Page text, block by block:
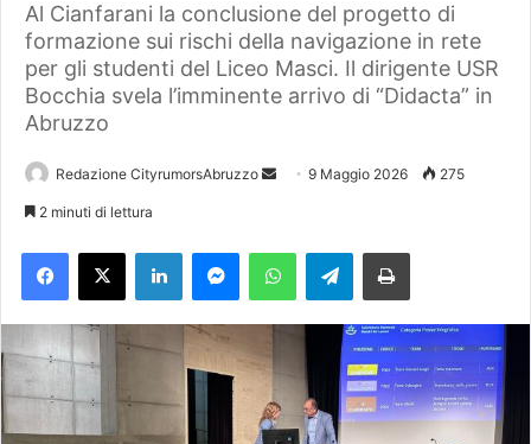
Al Cianfarani la conclusione del progetto di
formazione sui rischi della navigazione in rete
per gli studenti del Liceo Masci. Il dirigente USR
Bocchia svela l’imminente arrivo di “Didacta” in
Abruzzo
Redazione CityrumorsAbruzzo
a
'
e
m
9 Maggio 2026 275
2 minuti di lettura
Telegram